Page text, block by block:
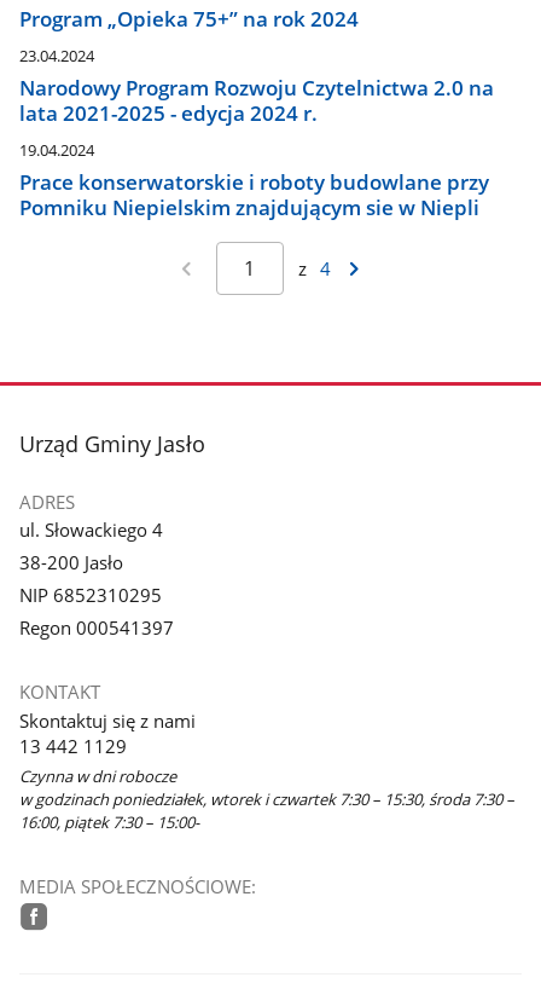
Program „Opieka 75+” na rok 2024
23.04.2024
Narodowy Program Rozwoju Czytelnictwa 2.0 na
lata 2021-2025 - edycja 2024 r.
19.04.2024
Prace konserwatorskie i roboty budowlane przy
Pomniku Niepielskim znajdującym sie w Niepli
z 4
stopka
Urząd Gminy Jasło
ADRES
ul. Słowackiego 4
38-200 Jasło
NIP 6852310295
Regon 000541397
KONTAKT
Skontaktuj się z nami
13 442 1129
Czynna w dni robocze
w godzinach poniedziałek, wtorek i czwartek 7:30 – 15:30, środa 7:30 –
16:00, piątek 7:30 – 15:00-
MEDIA SPOŁECZNOŚCIOWE: